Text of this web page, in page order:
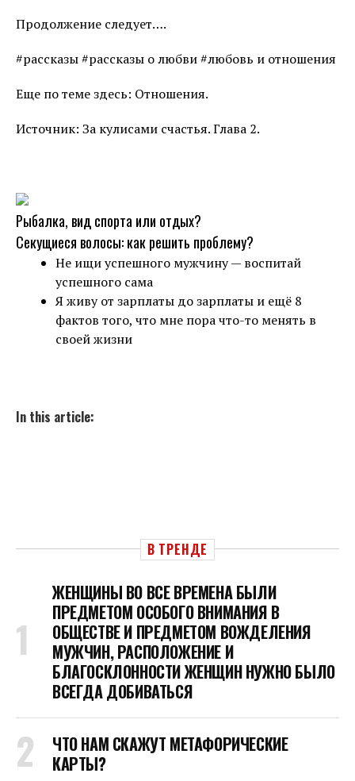
Продолжение следует….
#рассказы #рассказы о любви #любовь и отношения
Еще по теме здесь: Отношения.
Источник: За кулисами счастья. Глава 2.
Рыбалка, вид спорта или отдых?
Секущиеся волосы: как решить проблему?
Не ищи успешного мужчину — воспитай
успешного сама
Я живу от зарплаты до зарплаты и ещё 8
фактов того, что мне пора что-то менять в
своей жизни
In this article:
В ТРЕНДЕ
ЖЕНЩИНЫ ВО ВСЕ ВРЕМЕНА БЫЛИ
ПРЕДМЕТОМ ОСОБОГО ВНИМАНИЯ В
ОБЩЕСТВЕ И ПРЕДМЕТОМ ВОЖДЕЛЕНИЯ
МУЖЧИН, РАСПОЛОЖЕНИЕ И
БЛАГОСКЛОННОСТИ ЖЕНЩИН НУЖНО БЫЛО
ВСЕГДА ДОБИВАТЬСЯ
ЧТО НАМ СКАЖУТ МЕТАФОРИЧЕСКИЕ
КАРТЫ?